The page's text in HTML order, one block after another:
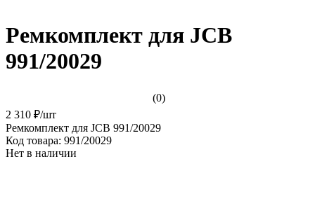
Ремкомплект для JCB
991/20029
(0)
2 310 ₽/шт
Ремкомплект для JCB 991/20029
Код товара: 991/20029
Нет в наличии